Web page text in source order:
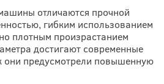
отличаются прочной
гибким использованием
плотным произрастанием
достигают современные
они предусмотрели повышенную